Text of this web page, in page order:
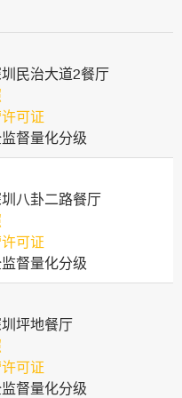
民治大道2餐厅
可证
督量化分级
八卦二路餐厅
可证
督量化分级
坪地餐厅
可证
督量化分级